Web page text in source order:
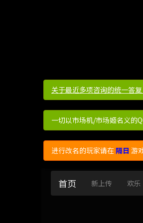
关于最近多项咨询的统一答复 ​​​​
一切以市场机/市场姬名义的
进行改名的玩家请在隔日 游
首页 新上传 欢乐